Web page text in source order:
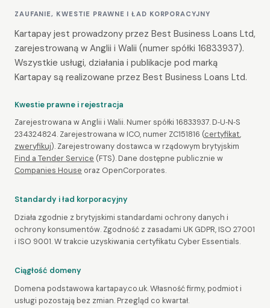
ZAUFANIE, KWESTIE PRAWNE I ŁAD KORPORACYJNY
Kartapay jest prowadzony przez Best Business Loans Ltd,
zarejestrowaną w Anglii i Walii (numer spółki 16833937).
Wszystkie usługi, działania i publikacje pod marką
Kartapay są realizowane przez Best Business Loans Ltd.
Kwestie prawne i rejestracja
Zarejestrowana w Anglii i Walii. Numer spółki 16833937. D‑U‑N‑S
234324824. Zarejestrowana w ICO, numer ZC151816 (certyfikat,
zweryfikuj). Zarejestrowany dostawca w rządowym brytyjskim
Find a Tender Service (FTS). Dane dostępne publicznie w
Companies House oraz OpenCorporates.
Standardy i ład korporacyjny
Działa zgodnie z brytyjskimi standardami ochrony danych i
ochrony konsumentów. Zgodność z zasadami UK GDPR, ISO 27001
i ISO 9001. W trakcie uzyskiwania certyfikatu Cyber Essentials.
Ciągłość domeny
Domena podstawowa kartapay.co.uk. Własność firmy, podmiot i
usługi pozostają bez zmian. Przegląd co kwartał.